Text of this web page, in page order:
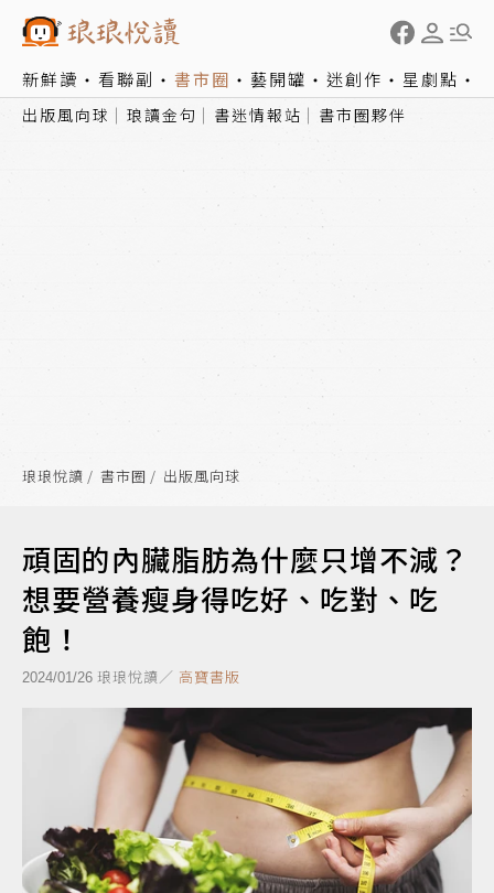
新鮮讀 看聯副 書市圈 藝開罐 迷創作 星劇點
出版風向球 琅讀金句 書迷情報站 書市圈夥伴
琅琅悅讀 書市圈 出版風向球
頑固的內臟脂肪為什麼只增不減？
想要營養瘦身得吃好、吃對、吃
飽！
2024/01/26 琅琅悅讀／ 高寶書版